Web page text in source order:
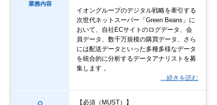
業務内容
イオングループのデジタル戦略を牽引する
次世代ネットスーパー「Green Beans」に
おいて、自社ECサイトのログデータ、会
員データ、数千万規模の購買データ、さら
には配送データといった多種多様なデータ
を統合的に分析するデータアナリストを募
集します 。
…続きを読む
【必須（MUST）】